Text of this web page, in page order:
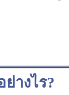
างไร?